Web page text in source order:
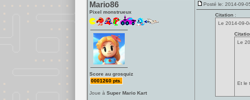
Mario86
Pixel monstrueux
Score au grosquiz
0001260 pts.
Joue à Super Mario Kart
Posté le: 2014-09-
Citation:
Le 2014-09-
Le
Et le